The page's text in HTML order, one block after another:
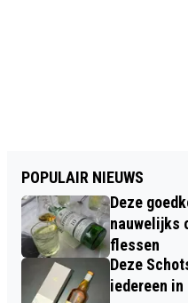
POPULAIR NIEUWS
Deze
nauwelijks
flessen
Deze
iedereen in